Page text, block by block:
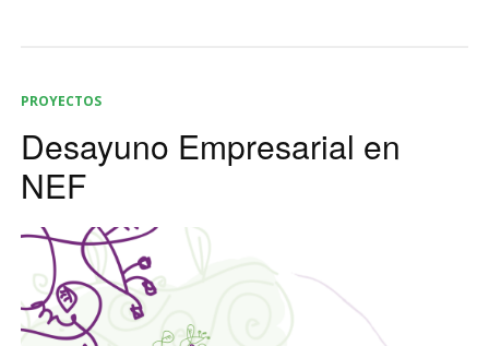
PROYECTOS
Desayuno Empresarial en
NEF